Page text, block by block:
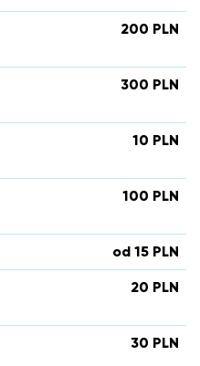
200 PLN
300 PLN
10 PLN
100 PLN
od 15 PLN
20 PLN
30 PLN